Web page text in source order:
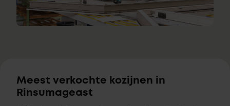
Meest verkochte kozijnen in
Rinsumageast